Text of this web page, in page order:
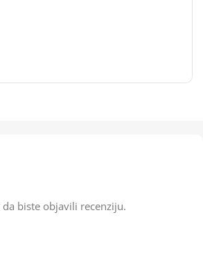
da biste objavili recenziju.